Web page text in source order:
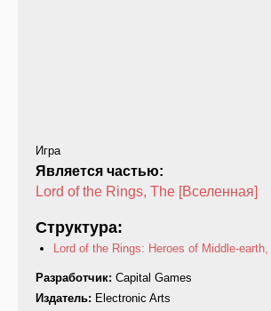
Игра
Является частью:
Lord of the Rings, The [Вселенная]
Структура:
Lord of the Rings: Heroes of Middle-earth,
Разработчик: Capital Games
Издатель: Electronic Arts